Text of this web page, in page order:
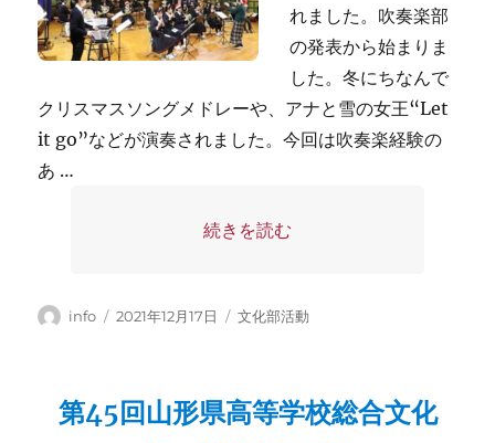
れました。吹奏楽部
の発表から始まりま
した。冬にちなんで
クリスマスソングメドレーや、アナと雪の女王“Let
it go”などが演奏されました。今回は吹奏楽経験の
あ …
“R3 12月 文化部発表会” の
続きを読む
投
info
投
2021年12月17日
カ
ー
文化部活動
第45回山形県高等学校総合文化